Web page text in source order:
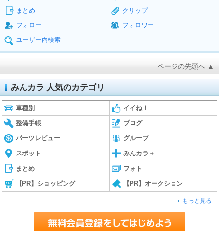
まとめ
クリップ
フォロー
フォロワー
ユーザー内検索
ページの先頭へ ▲
みんカラ 人気のカテゴリ
車種別 イイね！
整備手帳 ブログ
パーツレビュー グループ
スポット みんカラ＋
まとめ フォト
【PR】ショッピング 【PR】オークション
もっと見る